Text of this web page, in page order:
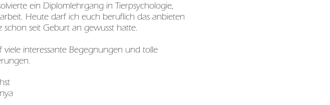
ein Diplomlehrgang in Tierpsychologie,
Heute darf ich euch beruflich das anbieten
seit Geburt an gewusst hatte.
viele interessante Begegnungen und tolle